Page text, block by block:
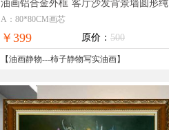
油画铝合金外框 客厅沙发背景墙圆形纯
手绘油画柿子图
A：80*80CM画芯
￥399 原价： 500
【油画静物---柿子静物写实油画】